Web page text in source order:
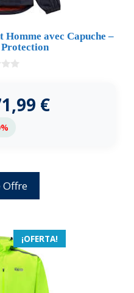
Homme avec Capuche –
Protection
€
Offre
¡OFERTA!